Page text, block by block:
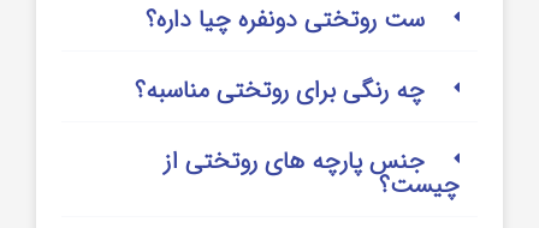
ست روتختی دونفره چیا داره؟
چه رنگی برای روتختی مناسبه؟
جنس پارچه های روتختی از
چیست؟